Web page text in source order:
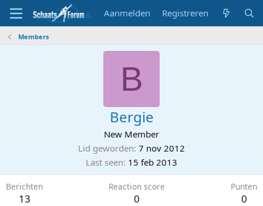
Aanmelden Registreren
Members
B
Bergie
New Member
Lid geworden 7 nov 2012
Last seen 15 feb 2013
Berichten
13
Reaction score
0
Punten
0